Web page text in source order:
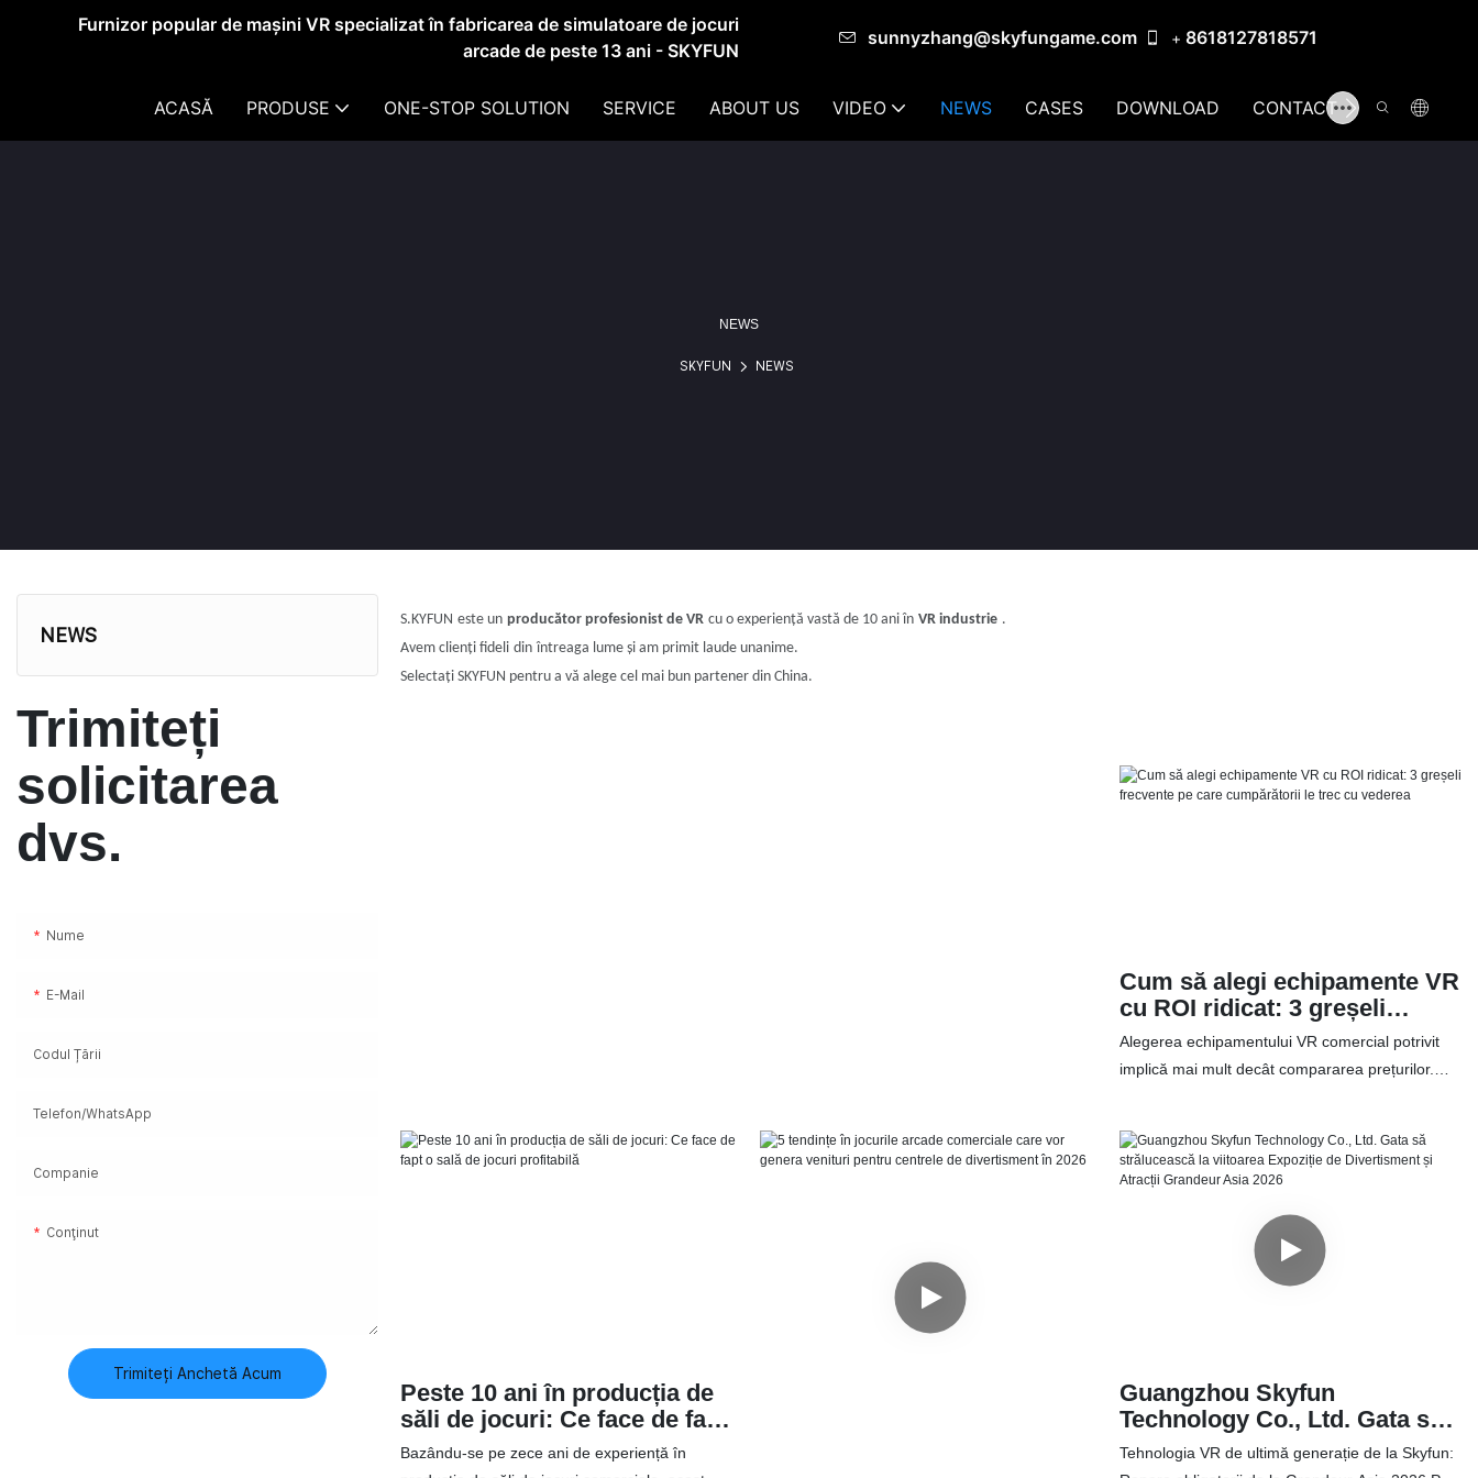
Furnizor popular de mașini VR specializat în fabricarea de simulatoare de jocuri
arcade de peste 13 ani - SKYFUN
sunnyzhang@skyfungame.com +8618127818571
ACASĂ PRODUSE ONE-STOP SOLUTION SERVICE ABOUT US VIDEO NEWS CASES DOWNLOAD CONTACT US
NEWS
SKYFUN NEWS
NEWS
Trimiteți
solicitarea
dvs.
Nume
E-Mail
Codul Țării
Telefon/WhatsApp
Companie
Conţinut
Trimiteți Anchetă Acum
S. KYFUN este un producător profesionist de VR cu o experiență vastă de 10 ani în VR industrie .
Avem clienți fideli din întreaga lume și am primit laude unanime.
Selectați SKYFUN pentru a vă alege cel mai bun partener din China.
Cum să alegi echipamente VR
cu ROI ridicat: 3 greșeli
frecvente pe care
cumpărătorii le trec cu
vederea
Alegerea echipamentului VR comercial potrivit
implică mai mult decât compararea prețurilor.
asistența pentru piesele de schimb pot afecta
rentabilitatea investiției pe termen lung a sălii
Peste 10 ani în producția de
săli de jocuri: Ce face de fapt
o sală de jocuri profitabilă
Bazându-se pe zece ani de experiență în
Guangzhou Skyfun
Technology Co., Ltd. Gata să
strălucească la viitoarea
Expoziție de Divertisment și
Tehnologia VR de ultimă generație de la Skyfun: